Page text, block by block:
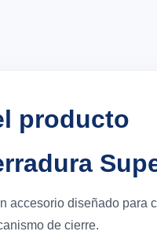
producto
accesorio diseñado para
de cierre.